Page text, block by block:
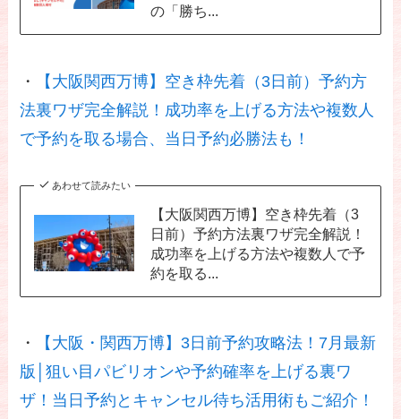
の「勝ち...
・
【大阪関西万博】空き枠先着（3日前）予約方
法裏ワザ完全解説！成功率を上げる方法や複数人
で予約を取る場合、当日予約必勝法も！
あわせて読みたい
【大阪関西万博】空き枠先着（3
日前）予約方法裏ワザ完全解説！
成功率を上げる方法や複数人で予
約を取る...
・
【大阪・関西万博】3日前予約攻略法！7月最新
版│狙い目パビリオンや予約確率を上げる裏ワ
ザ！当日予約とキャンセル待ち活用術もご紹介！